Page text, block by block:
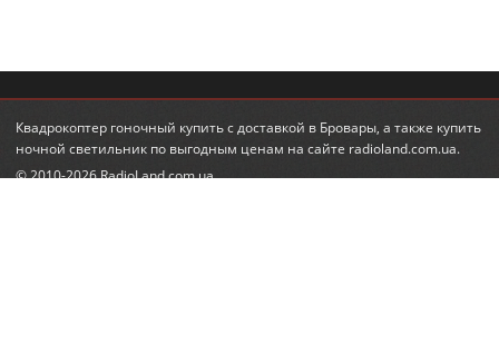
Квадрокоптер гоночный купитьс доставкой в Бровары, а также купить
ночной светильникпо выгодным ценам на сайте radioland.com.ua.
© 2010-2026 RadioLand.com.ua